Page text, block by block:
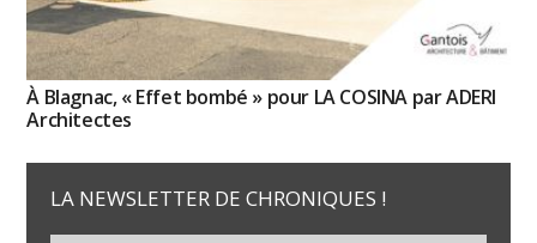
À Blagnac, « Effet bombé » pour LA COSINA par ADERI
Architectes
LA NEWSLETTER DE CHRONIQUES !